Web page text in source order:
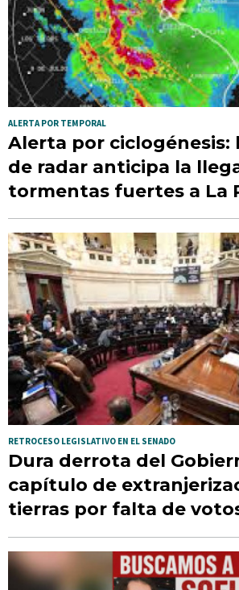
ALERTA POR TEMPORAL
Alerta por ciclogénesis:
de radar anticipa la
tormentas fuertes a La
RETROCESO LEGISLATIVO EN EL SENADO
Dura derrota del
capítulo de
tierras por falta de